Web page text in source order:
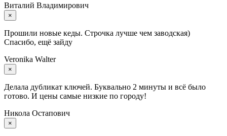
Виталий Владимирович
×
Прошили новые кеды. Строчка лучше чем заводская)
Спасибо, ещё зайду
Veronika Walter
×
Делала дубликат ключей. Буквально 2 минуты и всё было
готово. И цены самые низкие по городу!
Никола Остапович
×